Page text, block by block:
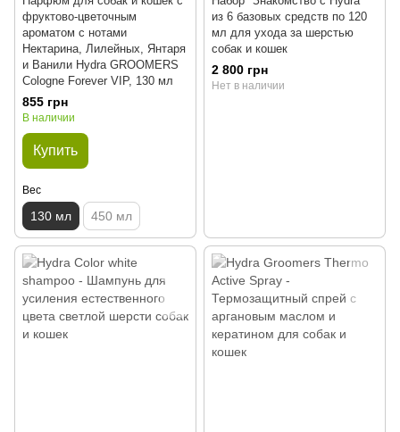
фруктово-цветочным
ароматом с нотами
Нектарина, Лилейных, Янтаря
и Ванили Hydra GROOMERS
Cologne Forever VIP, 130 мл
855 грн
В наличии
Купить
Вес
130 мл 450 мл
из 6 базовых средств по 120
мл для ухода за шерстью
собак и кошек
2 800 грн
Нет в наличии